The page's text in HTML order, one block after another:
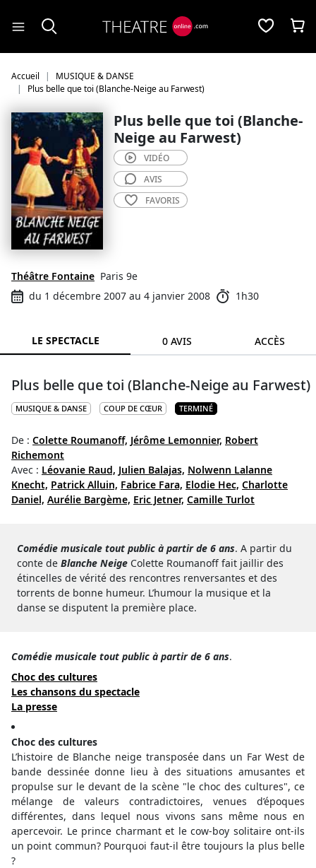
Accueil
MUSIQUE & DANSE
Plus belle que toi (Blanche-Neige au Farwest)
Plus belle que toi (Blanche-
Neige au Farwest)
Théâtre Fontaine Paris 9e
du 1 décembre 2007 au 4 janvier 2008
1h30
VIDÉO
AVIS
FAVORIS
LE SPECTACLE 0 AVIS ACCÈS
Plus belle que toi (Blanche-Neige au Farwest)
MUSIQUE & DANSE COUP DE CŒUR TERMINÉ
De : Colette Roumanoff, Jérôme Lemonnier, Robert
Richemont
Avec : Léovanie Raud, Julien Balajas, Nolwenn Lalanne
Knecht, Patrick Alluin, Fabrice Fara, Elodie Hec, Charlotte
Daniel, Aurélie Bargème, Eric Jetner, Camille Turlot
Comédie musicale tout public à partir de 6 ans. A partir du
conte de Blanche Neige Colette Roumanoff fait jaillir des
étincelles de vérité des rencontres renversantes et des
torrents de bonne humeur. L’humour la musique et la
danse se disputent la première place.
Comédie musicale tout public à partir de 6 ans.
Choc des cultures
Les chansons du spectacle
La presse
Choc des cultures
L’histoire de Blanche neige transposée dans un Far West de
bande dessinée donne lieu à des situations amusantes et
propulse sur le devant de la scène "le choc des cultures", ce
mélange de valeurs contradictoires, venues d’époques
différentes, dans lequel nous vivons sans même nous en
apercevoir. Le prince charmant et le cow-boy solitaire ont-ils
un point commun? Pourquoi faut-il être toujours la plus belle
?